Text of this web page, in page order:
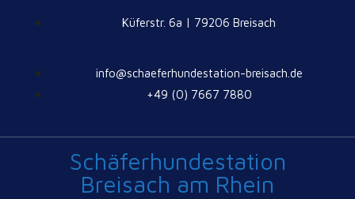
Küferstr. 6a | 79206 Breisach
info@schaeferhundestation-breisach.de
+49 (0) 7667 7880
Schäferhundestation
Breisach am Rhein